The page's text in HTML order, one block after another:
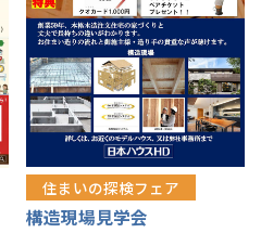
住まいの探検フェア
構造現場見学会